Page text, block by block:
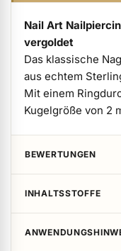
Nail Art
vergoldet
Das klassische
aus echtem
Mit einem
Kugelgröße von 2
BEWERTUNGEN
INHALTSSTOFFE